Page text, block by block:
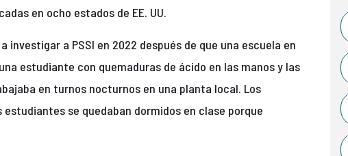
en ocho estados de EE. UU.
investigar a PSSI en 2022 después de que una escuela en
estudiante con quemaduras de ácido en las manos y las
en turnos nocturnos en una planta local. Los
se quedaban dormidos en clase porque